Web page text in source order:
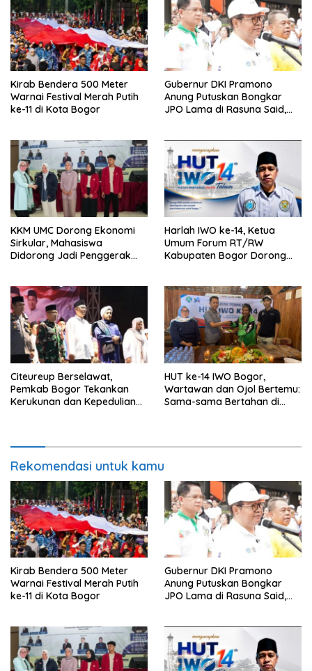
Kirab Bendera 500 Meter
Warnai Festival Merah Putih
ke-11 di Kota Bogor
Gubernur DKI Pramono
Anung Putuskan Bongkar
JPO Lama di Rasuna Said,
KKM UMC Dorong Ekonomi
Sirkular, Mahasiswa
Didorong Jadi Penggerak
Harlah IWO ke-14, Ketua
Umum Forum RT/RW
Kabupaten Bogor Dorong
Citeureup Berselawat,
Pemkab Bogor Tekankan
Kerukunan dan Kepedulian
HUT ke-14 IWO Bogor,
Wartawan dan Ojol Bertemu:
Sama-sama Bertahan di
Rekomendasi untuk kamu
Kirab Bendera 500 Meter
Warnai Festival Merah Putih
ke-11 di Kota Bogor
Gubernur DKI Pramono
Anung Putuskan Bongkar
JPO Lama di Rasuna Said,